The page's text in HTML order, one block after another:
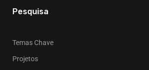
Pesquisa
Temas Chave
Projetos